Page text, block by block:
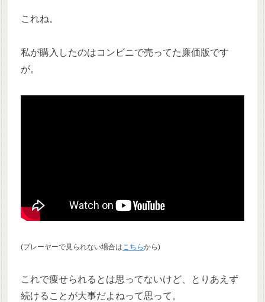
これね。
私が購入したのはコンビニで売ってた廉価版です
が。
(プレーヤーで見られない場合は こちらから)
これで痩せられるとは思ってないけど、とりあえず
続けることが大事だよねって思って。